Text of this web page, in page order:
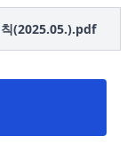
(2025.05.).pdf